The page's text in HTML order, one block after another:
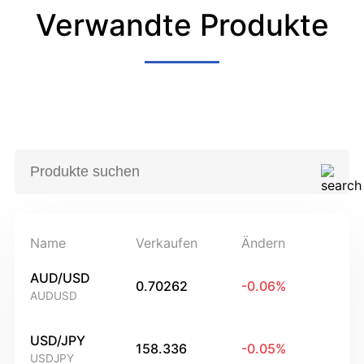
Verwandte Produkte
Name Verkaufen Ändern
AUD/USD
AUDUSD
0.70262 -0.06%
USD/JPY
USDJPY
158.336 -0.05%